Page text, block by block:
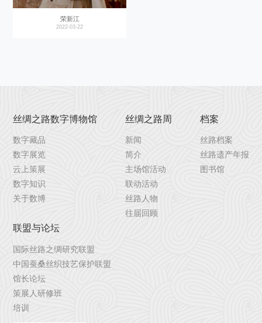
荣新江
2022-03-22
丝绸之路数字博物馆
数字藏品
数字展览
云上策展
数字知识
关于数博
丝绸之路周
新闻
简介
主场馆活动
联动活动
丝路人物
往届回顾
档案
丝路档案
丝路遗产年报
图书馆
联盟与论坛
国际丝路之绸研究联盟
中国蚕桑丝织技艺保护联盟
馆长论坛
策展人研修班
培训